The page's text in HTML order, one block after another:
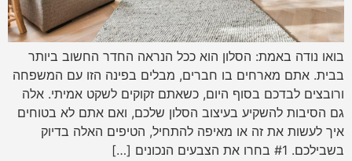
בואו נודה באמת: הסלון הוא ככל הנראה החדר החשוב ביותר
בבית. אתם מארחים בו חברים, מבלים בפינה הזו עם המשפחה
ורובצים לבדכם בסוף היום, כשאתם זקוקים לשקט אמיתי. אלה
גם הסיבות להשקיע בעיצוב הסלון שלכם, ואם אתם לא בטוחים
איך לעשות את זה או מאיפה להתחיל, הטיפים האלה בדיוק
בשבילכם. #1 בחרו את הצבעים הנכונים […]